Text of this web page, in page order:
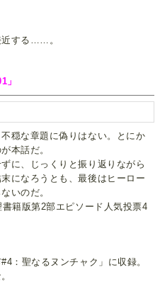
近する……。
」
穏な章題に偽りはない。とにか
本話だ。
に、じっくりと振り返りながら
になろうとも、最後はヒーロー
いのだ。
書籍版第2部エピソード人気投票4
：聖なるヌンチャク」に収録。